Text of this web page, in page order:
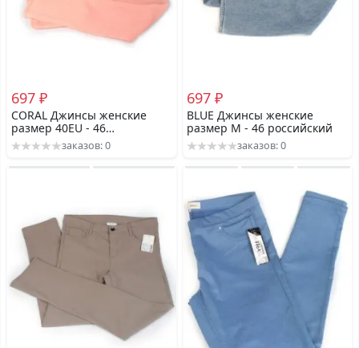
697 ₽
CORAL Джинсы женские
размер 40EU - 46
российскийзаказов: 0
697 ₽
BLUE Джинсы женские
размер M - 46 российский
заказов: 0